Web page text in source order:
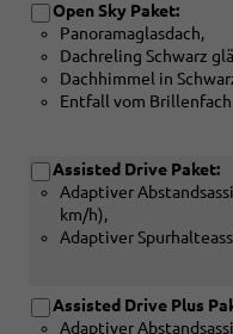
Verbindung
mit:
[PLG]
2-
Speichen-
beheizbar,
mit
Schaltwippen
für
[PLP]
Open Sky Paket:
Panoramaglasdach,
Dachreling Schwarz
Dachhimmel in
Entfall vom Brillenfach
Assisted Drive Paket:
Adaptiver
km/h),
Adaptiver
Assisted Drive Plus
Adaptiver